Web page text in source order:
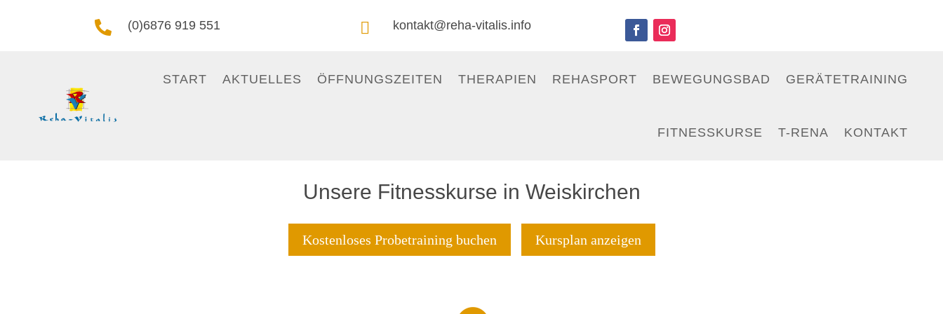
 (0)6876 919 551  kontakt@reha-vitalis.info
START AKTUELLES ÖFFNUNGSZEITEN THERAPIEN REHASPORT BEWEGUNGSBAD GERÄTETRAINING
FITNESSKURSE T-RENA KONTAKT
Unsere Fitnesskurse in Weiskirchen
Kostenloses Probetraining buchen Kursplan anzeigen